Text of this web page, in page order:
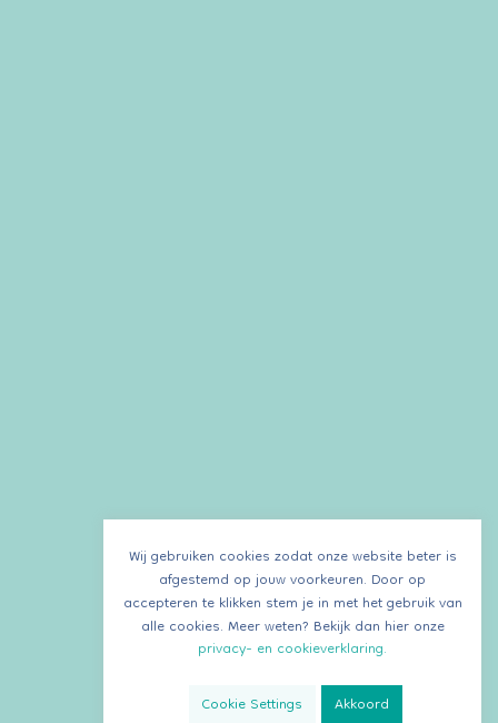
Wij gebruiken cookies zodat onze website beter is
afgestemd op jouw voorkeuren. Door op
accepteren te klikken stem je in met het gebruik van
alle cookies. Meer weten? Bekijk dan hier onze
privacy- en cookieverklaring.
Cookie Settings
Akkoord